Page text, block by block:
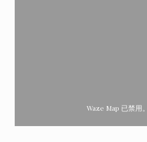
Waze Map 已禁用。